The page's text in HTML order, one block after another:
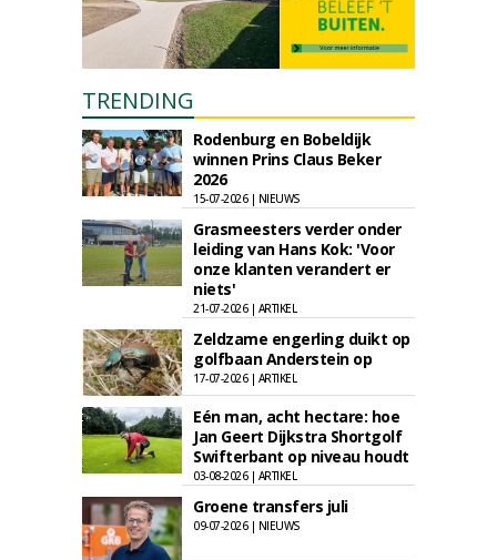
TRENDING
Rodenburg en Bobeldijk
winnen Prins Claus Beker
2026
15-07-2026 | NIEUWS
Grasmeesters verder onder
leiding van Hans Kok: 'Voor
onze klanten verandert er
niets'
21-07-2026 | ARTIKEL
Zeldzame engerling duikt op
golfbaan Anderstein op
17-07-2026 | ARTIKEL
Eén man, acht hectare: hoe
Jan Geert Dijkstra Shortgolf
Swifterbant op niveau houdt
03-08-2026 | ARTIKEL
Groene transfers juli
09-07-2026 | NIEUWS